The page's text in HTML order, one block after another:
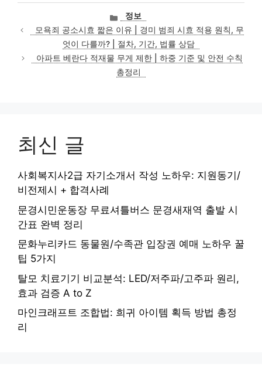
카
테
고
리
정보
모욕죄 공소시효 짧은 이유 | 경미 범죄 시효 적용 원칙, 무
엇이 다를까? | 절차, 기간, 법률 상담
아파트 베란다 적재물 무게 제한 | 하중 기준 및 안전 수칙
총정리
최신 글
사회복지사2급 자기소개서 작성 노하우: 지원동기/
비전제시 + 합격사례
문경시민운동장 무료셔틀버스 문경새재역 출발 시
간표 완벽 정리
문화누리카드 동물원/수족관 입장권 예매 노하우 꿀
팁 5가지
탈모 치료기기 비교분석: LED/저주파/고주파 원리,
효과 검증 A to Z
마인크래프트 조합법: 희귀 아이템 획득 방법 총정
리